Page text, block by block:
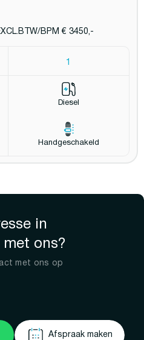
BPM € 3450,-
1
Diesel
Handgeschakeld
in
met ons?
met ons op
Afspraak maken